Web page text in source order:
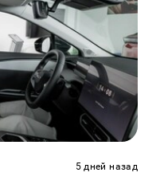
5 дней назад